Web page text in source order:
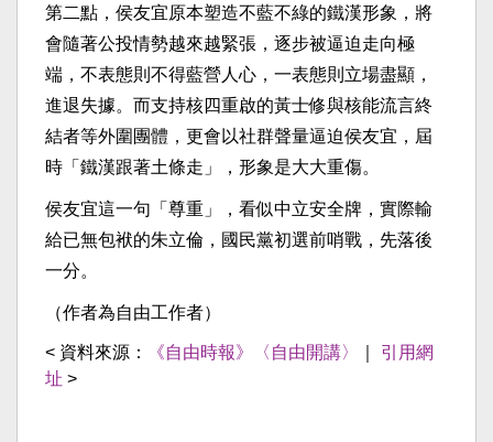
第二點，侯友宜原本塑造不藍不綠的鐵漢形象，將
會隨著公投情勢越來越緊張，逐步被逼迫走向極
端，不表態則不得藍營人心，一表態則立場盡顯，
進退失據。而支持核四重啟的黃士修與核能流言終
結者等外圍團體，更會以社群聲量逼迫侯友宜，屆
時「鐵漢跟著土條走」，形象是大大重傷。
侯友宜這一句「尊重」，看似中立安全牌，實際輸
給已無包袱的朱立倫，國民黨初選前哨戰，先落後
一分。
（作者為自由工作者）
< 資料來源： 《自由時報》〈自由開講〉
引用網
址 >